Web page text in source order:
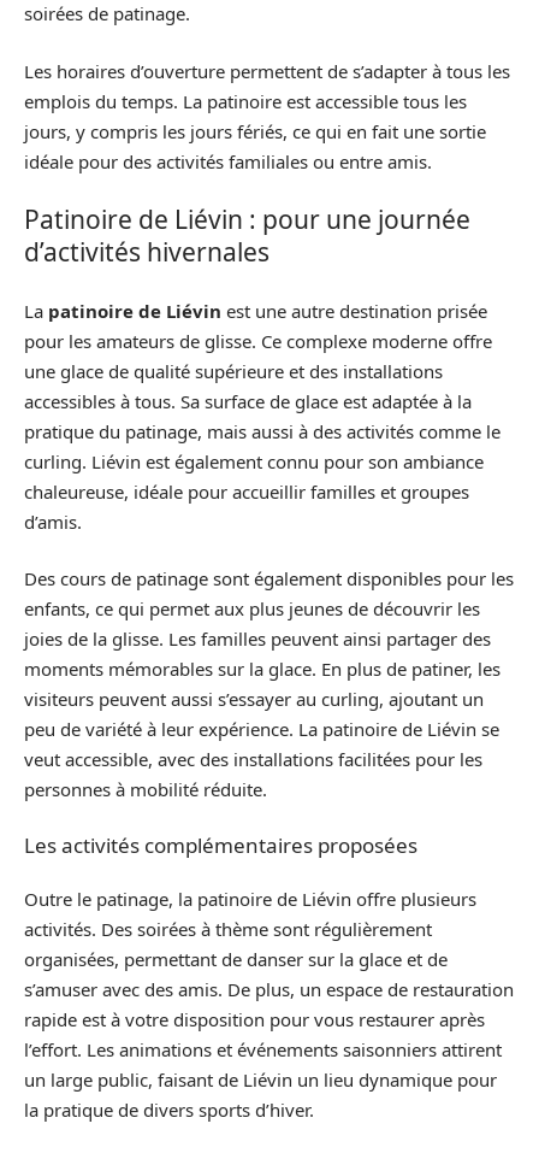
soirées de patinage.
Les horaires d’ouverture permettent de s’adapter à tous les
emplois du temps. La patinoire est accessible tous les
jours, y compris les jours fériés, ce qui en fait une sortie
idéale pour des activités familiales ou entre amis.
Patinoire de Liévin : pour une journée
d’activités hivernales
La patinoire de Liévin est une autre destination prisée
pour les amateurs de glisse. Ce complexe moderne offre
une glace de qualité supérieure et des installations
accessibles à tous. Sa surface de glace est adaptée à la
pratique du patinage, mais aussi à des activités comme le
curling. Liévin est également connu pour son ambiance
chaleureuse, idéale pour accueillir familles et groupes
d’amis.
Des cours de patinage sont également disponibles pour les
enfants, ce qui permet aux plus jeunes de découvrir les
joies de la glisse. Les familles peuvent ainsi partager des
moments mémorables sur la glace. En plus de patiner, les
visiteurs peuvent aussi s’essayer au curling, ajoutant un
peu de variété à leur expérience. La patinoire de Liévin se
veut accessible, avec des installations facilitées pour les
personnes à mobilité réduite.
Les activités complémentaires proposées
Outre le patinage, la patinoire de Liévin offre plusieurs
activités. Des soirées à thème sont régulièrement
organisées, permettant de danser sur la glace et de
s’amuser avec des amis. De plus, un espace de restauration
rapide est à votre disposition pour vous restaurer après
l’effort. Les animations et événements saisonniers attirent
un large public, faisant de Liévin un lieu dynamique pour
la pratique de divers sports d’hiver.